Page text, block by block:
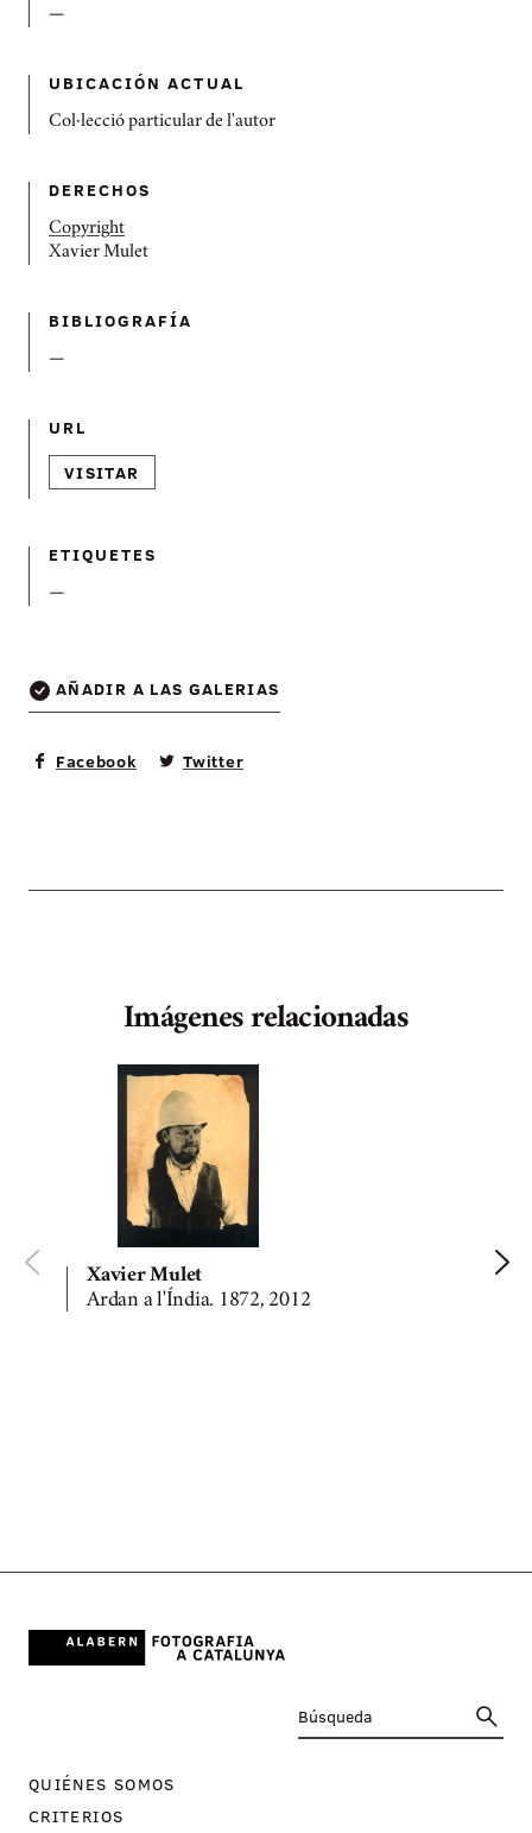
—
UBICACIÓN ACTUAL
Col·lecció particular de l'autor
DERECHOS
Copyright
Xavier Mulet
BIBLIOGRAFÍ­A
—
URL
VISITAR
ETIQUETES
—
AÑADIR A LAS GALERIAS
Facebook Twitter
Imágenes relacionadas
Xavier Mulet
Ardan a l'Índia. 1872, 2012
QUIÉNES SOMOS
CRITERIOS